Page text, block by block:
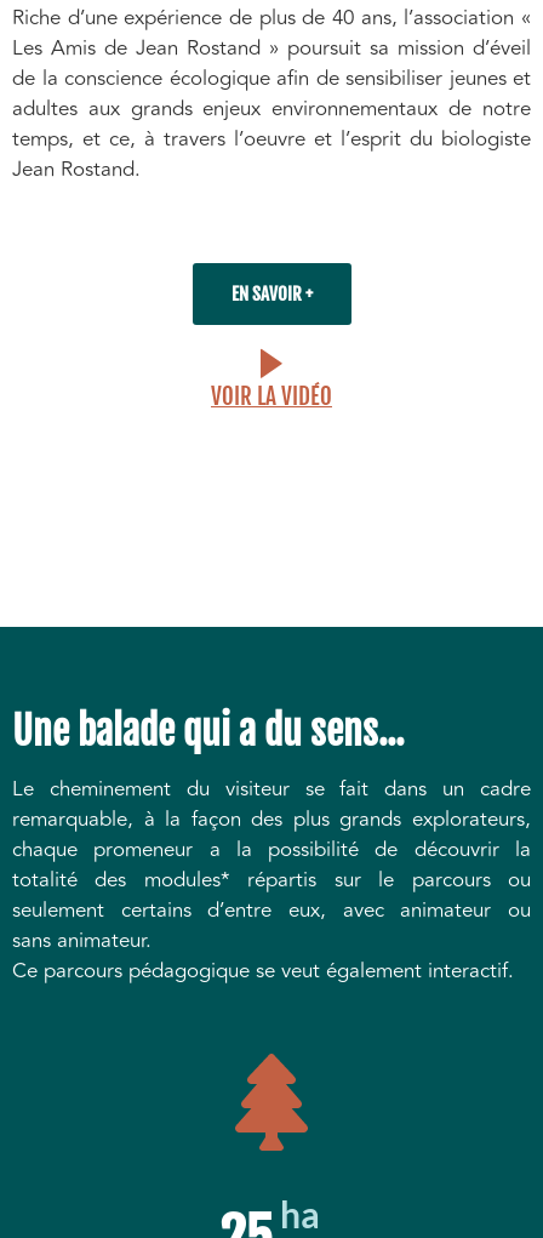
Riche d’une expérience de plus de 40 ans, l’association «
Les Amis de Jean Rostand » poursuit sa mission d’éveil
de la conscience écologique afin de sensibiliser jeunes et
adultes aux grands enjeux environnementaux de notre
temps, et ce, à travers l’oeuvre et l’esprit du biologiste
Jean Rostand.
EN SAVOIR +
VOIR LA VIDÉO
Une balade qui a du sens...
Le cheminement du visiteur se fait dans un cadre
remarquable, à la façon des plus grands explorateurs,
chaque promeneur a la possibilité de découvrir la
totalité des modules* répartis sur le parcours ou
seulement certains d’entre eux, avec animateur ou
sans animateur.
Ce parcours pédagogique se veut également interactif.
ha